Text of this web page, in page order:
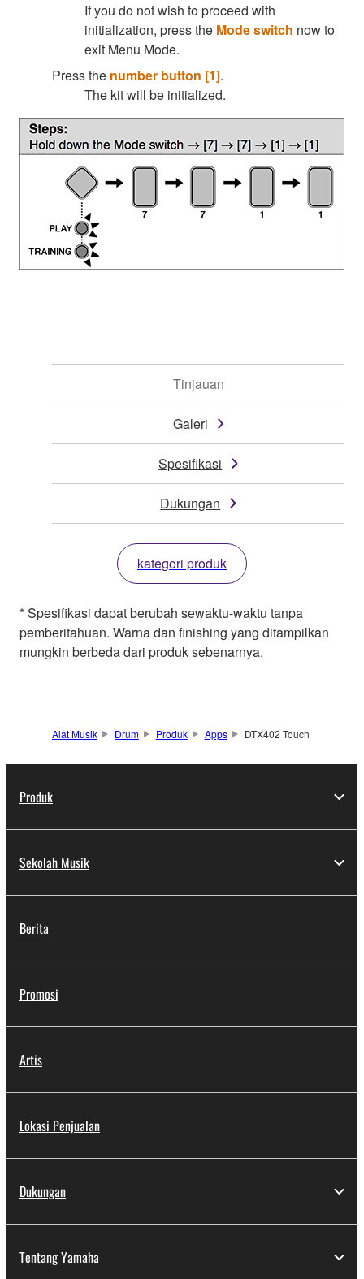
If you do not wish to proceed with
initialization, press the Mode switch now to
exit Menu Mode.
Press the number button [1].
The kit will be initialized.
Tinjauan
Galeri
Spesifikasi
Dukungan
kategori produk
* Spesifikasi dapat berubah sewaktu-waktu tanpa
pemberitahuan. Warna dan finishing yang ditampilkan
mungkin berbeda dari produk sebenarnya.
Alat Musik Drum Produk Apps DTX402 Touch
Produk
Sekolah Musik
Berita
Promosi
Artis
Lokasi Penjualan
Dukungan
Tentang Yamaha